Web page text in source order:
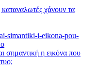
χάνουν τα
σημαντική η εικόνα που